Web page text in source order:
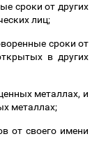
сроки от других
лиц;
сроки от
в других
металлах, и
металлах;
от своего имени